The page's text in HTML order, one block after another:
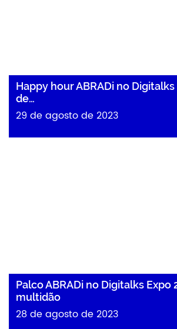
Happy hour ABRADi no
de…
29 de agosto de 2023
Palco ABRADi no Digitalks Expo
multidão
28 de agosto de 2023